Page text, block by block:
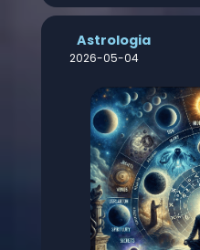
Astrologia
2026-05-04